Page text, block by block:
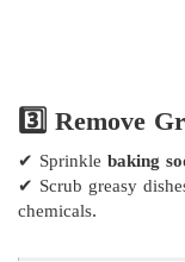
3️⃣ Remove
✔ Sprinkle baking
✔ Scrub greasy
chemicals.